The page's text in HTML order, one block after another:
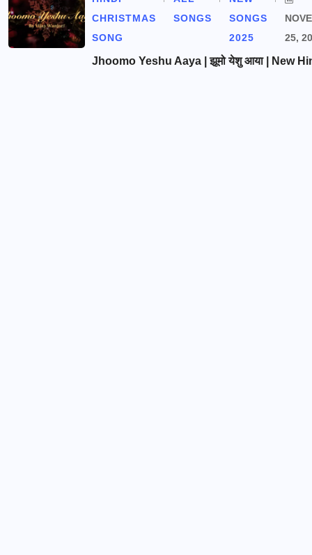
CHRISTMAS
SONG
SONGS
SONGS
2025
25,
Jhoomo Yeshu Aaya | झूमो येशु आया | New